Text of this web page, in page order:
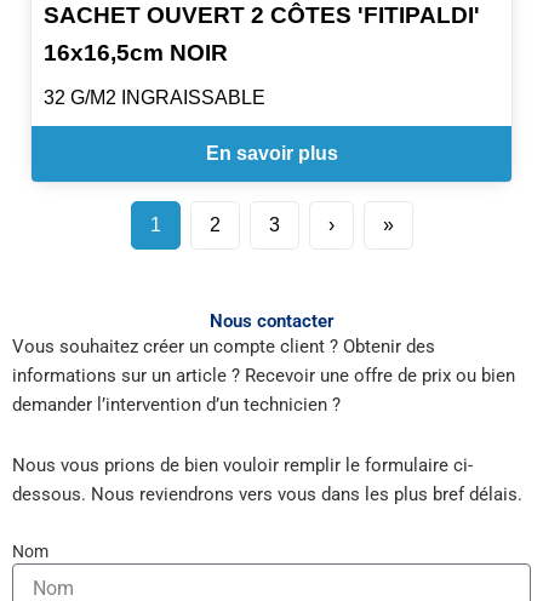
SACHET OUVERT 2 CÔTES 'FITIPALDI'
16x16,5cm NOIR
32 G/M2 INGRAISSABLE
En savoir plus
1 2 3 › »
Nous contacter
Vous souhaitez créer un compte client ? Obtenir des
informations sur un article ? Recevoir une offre de prix ou bien
demander l’intervention d’un technicien ?
Nous vous prions de bien vouloir remplir le formulaire ci-
dessous. Nous reviendrons vers vous dans les plus bref délais.
Nom